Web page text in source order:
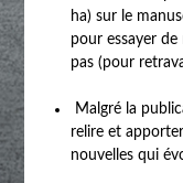
ha) sur le
pour essayer
pas (pour
Malgré la
relire et
nouvelles qui